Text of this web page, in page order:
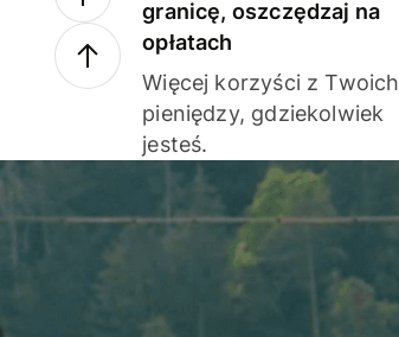
granicę, oszczędzaj na
opłatach
Więcej korzyści z Twoich
pieniędzy, gdziekolwiek
jesteś.